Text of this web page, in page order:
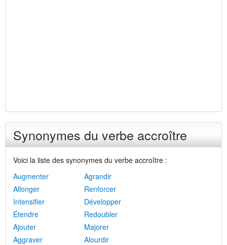
Synonymes du verbe accroître
Voici la liste des synonymes du verbe accroître :
Augmenter
Agrandir
Allonger
Renforcer
Intensifier
Développer
Étendre
Redoubler
Ajouter
Majorer
Aggraver
Alourdir